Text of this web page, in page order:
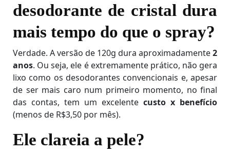
desodorante de cristal dura
mais tempo do que o spray?
Verdade. A versão de 120g dura aproximadamente2
anos. Ou seja, ele é extremamente prático, não gera
lixo como os desodorantes convencionais e, apesar
de ser mais caro num primeiro momento, no final
das contas, tem um excelente custo x benefício
(menos de R$3,50 por mês).
Ele clareia a pele?